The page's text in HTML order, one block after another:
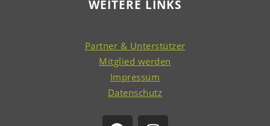
WEITERE LINKS
Partner & Unterstützer
Mitglied werden
Impressum
Datenschutz